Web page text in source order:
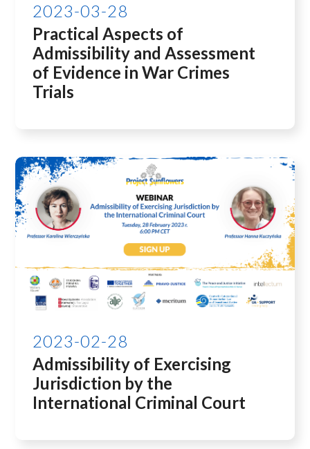
2023-03-28
Practical Aspects of
Admissibility and Assessment
of Evidence in War Crimes
Trials
2023-02-28
Admissibility of Exercising
Jurisdiction by the
International Criminal Court